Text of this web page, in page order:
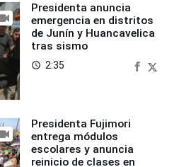
Presidenta anuncia
emergencia en distritos
de Junín y Huancavelica
tras sismo
access_time 2:35
Presidenta Fujimori
entrega módulos
escolares y anuncia
reinicio de clases en